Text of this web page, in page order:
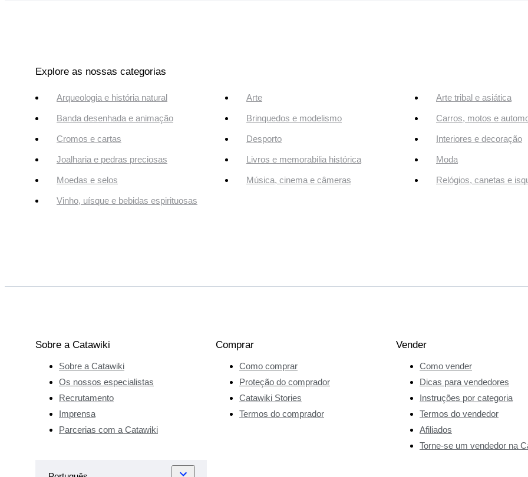
Explore as nossas categorias
Arqueologia e história natural Arte Arte tribal e asiática
Banda desenhada e animação Brinquedos e modelismo Carros, motos e
Cromos e cartas Desporto Interiores e decoração
Joalharia e pedras preciosas Livros e memorabilia histórica Moda
Moedas e selos Música, cinema e câmeras Relógios, canetas e
Vinho, uísque e bebidas espirituosas
Sobre a Catawiki
Sobre a Catawiki
Os nossos especialistas
Recrutamento
Imprensa
Parcerias com a Catawiki
Comprar
Como comprar
Proteção do comprador
Catawiki Stories
Termos do comprador
Vender
Como vender
Dicas para vendedores
Instruções por categoria
Termos do vendedor
Afiliados
Torne-se um vendedor na